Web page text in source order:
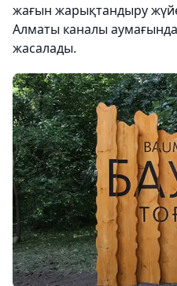
жағын жарықтандыру
Алматы каналы
жасалады.